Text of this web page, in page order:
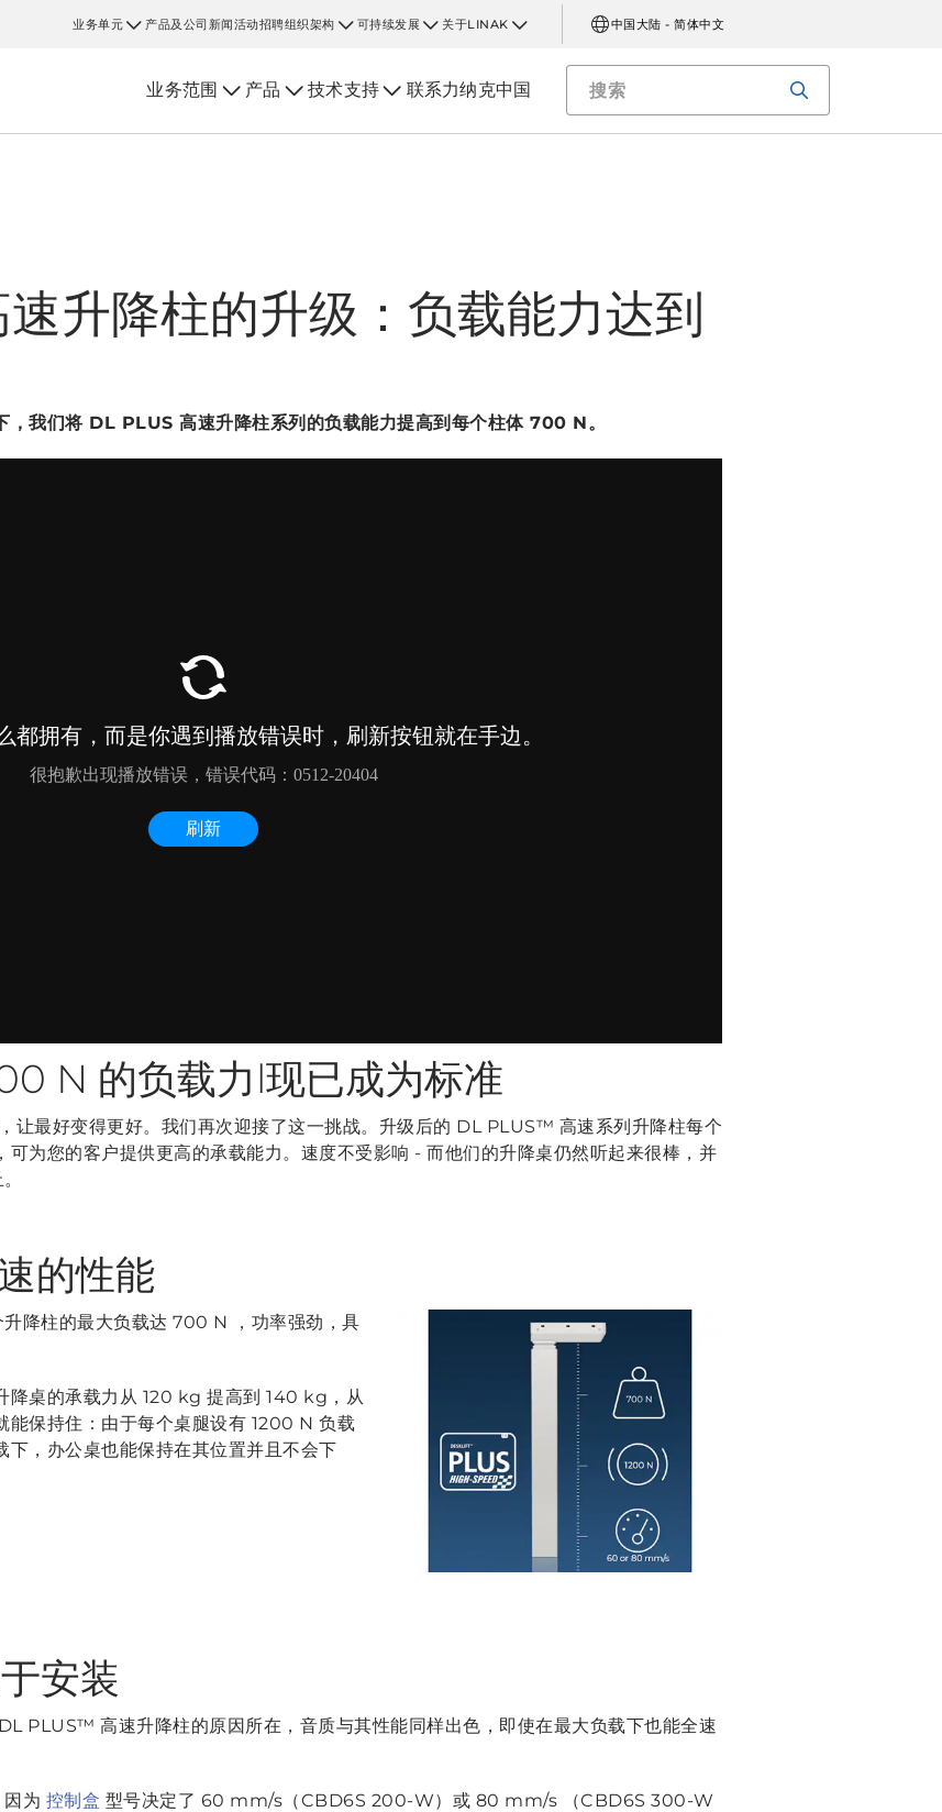
业务单元 产品及公司新闻活动招聘组织架构 可持续发展 关于LINAK 中国大陆 - 简体中文
业务范围 产品 技术支持 联系力纳克中国
升降柱的升级：负载能力达到
，我们将 DL PLUS 高速升降柱系列的负载能力提高到每个柱体 700 N。
N 的负载力l现已成为标准
让最好变得更好。我们再次迎接了这一挑战。升级后的 DL PLUS™ 高速系列升降柱每个
为您的客户提供更高的承载能力。速度不受影响 - 而他们的升降桌仍然听起来很棒，并
的性能
降柱的最大负载达 700 N ，功率强劲，具
降桌的承载力从 120 kg 提高到 140 kg，从
能保持住：由于每个桌腿设有 1200 N 负载
，办公桌也能保持在其位置并且不会下
安装
PLUS™ 高速升降柱的原因所在，音质与其性能同样出色，即使在最大负载下也能全速
为 控制盒 型号决定了 60 mm/s（CBD6S 200-W）或 80 mm/s （CBD6S 300-W